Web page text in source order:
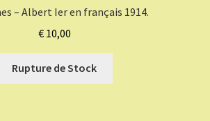
– Albert Ier en français 1914.
€10,00
Rupture de Stock